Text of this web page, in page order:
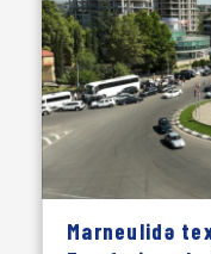
Marneulidə